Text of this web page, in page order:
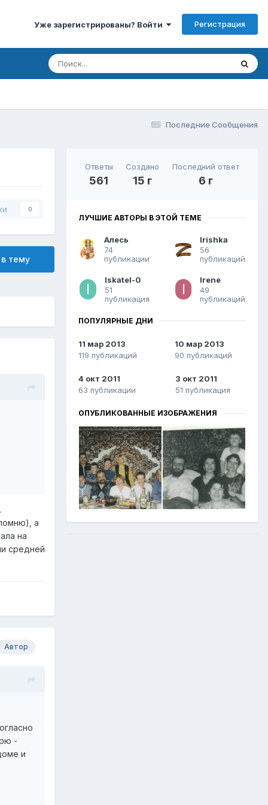
Уже зарегистрированы? Войти Регистрация
Последние Сообщения
0
тему
а
на
средней
Автор
-
и
Ответы
561
Создано
15 г
Последний ответ
6 г
ЛУЧШИЕ АВТОРЫ В ЭТОЙ ТЕМЕ
Алесь
74
публикации
Irishka
56
публикаций
Iskatel-0
51
публикация
Irene
49
публикаций
ПОПУЛЯРНЫЕ ДНИ
11 мар 2013
119 публикаций
10 мар 2013
90 публикаций
4 окт 2011
63 публикации
3 окт 2011
51 публикация
ОПУБЛИКОВАННЫЕ ИЗОБРАЖЕНИЯ